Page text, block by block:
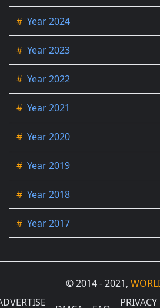
# Year 2024
# Year 2023
# Year 2022
# Year 2021
# Year 2020
# Year 2019
# Year 2018
# Year 2017
© 2014 - 2021,
PRIVACY